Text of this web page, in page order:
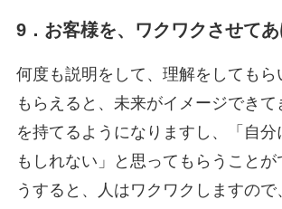
9．お客様を、ワクワクさせて
何度も説明をして、理解をしてもら
もらえると、未来がイメージできて
を持てるようになりますし、「自
もしれない」と思ってもらうことが
うすると、人はワクワクしますので